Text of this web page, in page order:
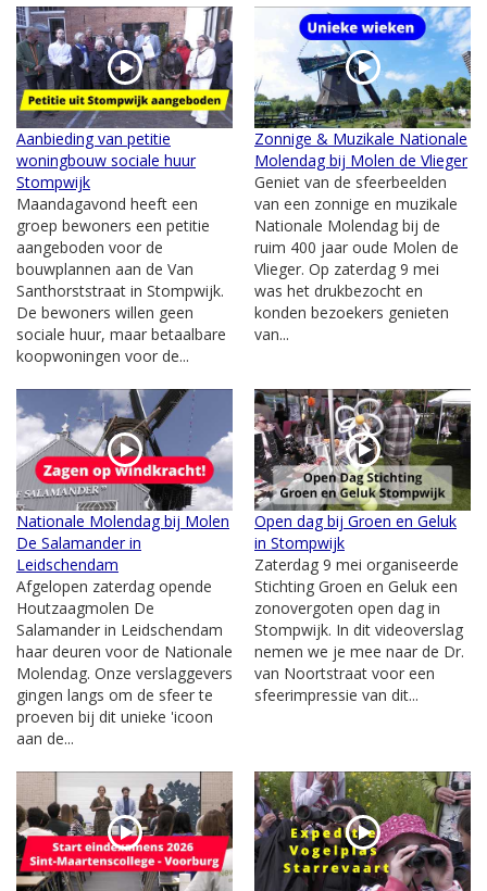
Aanbieding van petitie
woningbouw sociale huur
Stompwijk
Maandagavond heeft een
groep bewoners een petitie
aangeboden voor de
bouwplannen aan de Van
Santhorststraat in Stompwijk.
De bewoners willen geen
sociale huur, maar betaalbare
koopwoningen voor de...
Zonnige & Muzikale Nationale
Molendag bij Molen de Vlieger
Geniet van de sfeerbeelden
van een zonnige en muzikale
Nationale Molendag bij de
ruim 400 jaar oude Molen de
Vlieger. Op zaterdag 9 mei
was het drukbezocht en
konden bezoekers genieten
van...
Nationale Molendag bij Molen
De Salamander in
Leidschendam
Afgelopen zaterdag opende
Houtzaagmolen De
Salamander in Leidschendam
haar deuren voor de Nationale
Molendag. Onze verslaggevers
gingen langs om de sfeer te
proeven bij dit unieke 'icoon
aan de...
Open dag bij Groen en Geluk
in Stompwijk
Zaterdag 9 mei organiseerde
Stichting Groen en Geluk een
zonovergoten open dag in
Stompwijk. In dit videoverslag
nemen we je mee naar de Dr.
van Noortstraat voor een
sfeerimpressie van dit...